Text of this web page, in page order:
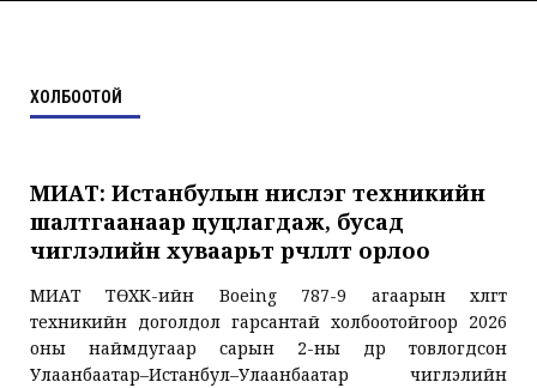
ХОЛБООТОЙ
МИАТ: Истанбулын нислэг техникийн
шалтгаанаар цуцлагдаж, бусад
чиглэлийн хуваарьт өөрчлөлт орлоо
МИАТ ТӨХК-ийн Boeing 787-9 агаарын хөлөгт
техникийн доголдол гарсантай холбоотойгоор 2026
оны наймдугаар сарын 2-ны өдөр товлогдсон
Улаанбаатар–Истанбул–Улаанбаатар чиглэлийн